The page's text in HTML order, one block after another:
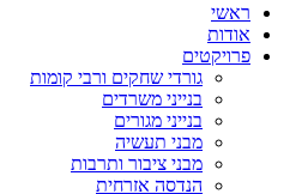
ראשי
אודות
פרויקטים
גורדי שחקים ורבי קומות
בנייני משרדים
בנייני מגורים
מבני תעשיה
מבני ציבור ותרבות
הנדסה אזרחית